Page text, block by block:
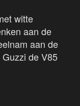
witte
aan de
aan de
de V85